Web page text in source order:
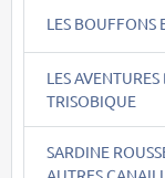
LES BOUFFONS
LES
TRISOBIQUE
SARDINE